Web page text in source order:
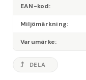
EAN-kod
Miljömärkning
Varumärke
DELA